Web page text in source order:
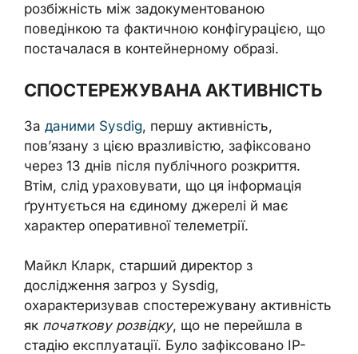
розбіжність між задокументованою
поведінкою та фактичною конфігурацією, що
постачалася в контейнерному образі.
СПОСТЕРЕЖУВАНА АКТИВНІСТЬ
За даними Sysdig, першу активність,
пов’язану з цією вразливістю, зафіксовано
через 13 днів після публічного розкриття.
Втім, слід ураховувати, що ця інформація
ґрунтується на єдиному джерелі й має
характер оперативної телеметрії.
Майкл Кларк, старший директор з
дослідження загроз у Sysdig,
охарактеризував спостережувану активність
як початкову розвідку, що не перейшла в
стадію експлуатації. Було зафіксовано IP-